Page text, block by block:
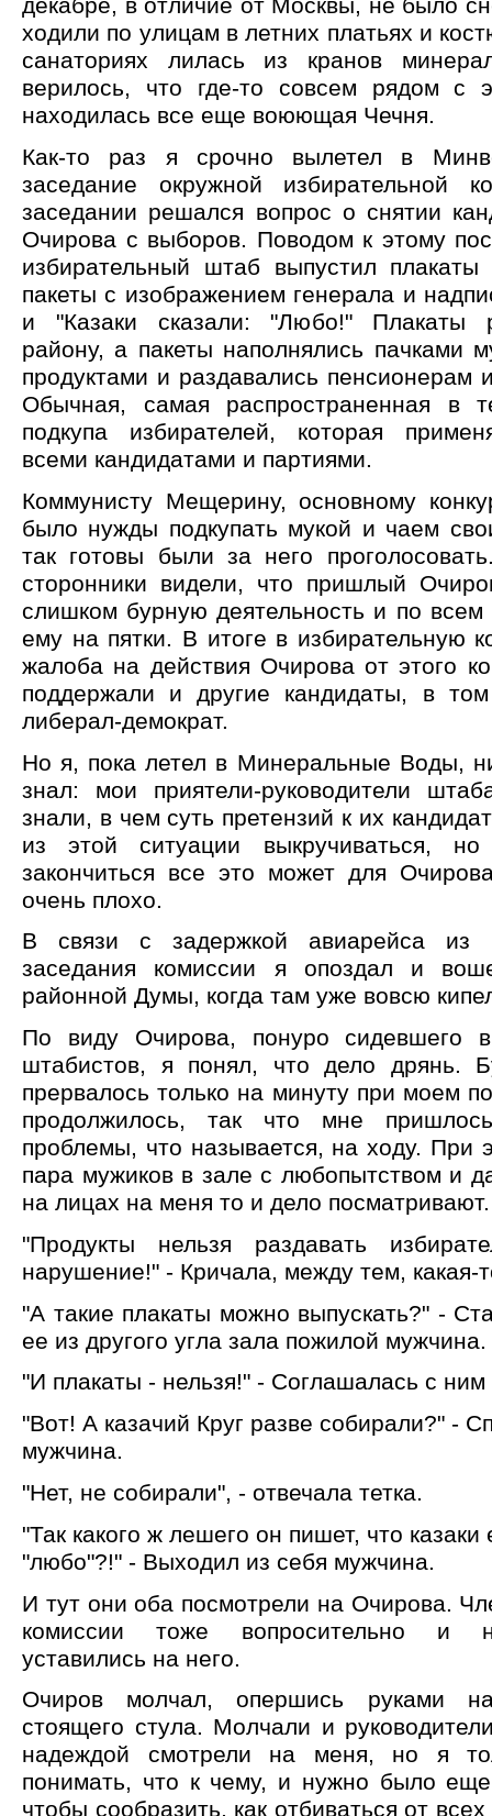
декабре, в отличие от Москвы, не было
ходили по улицам в летних платьях и
санаториях лилась из кранов
верилось, что где-то совсем рядом с
находилась все еще воюющая Чечня.
Как-то раз я срочно вылетел в
заседание окружной избирательной
заседании решался вопрос о снятии
Очирова с выборов. Поводом к этому
избирательный штаб выпустил
пакеты с изображением генерала и
и "Казаки сказали: "Любо!" Плакаты
району, а пакеты наполнялись пачками
продуктами и раздавались пенсионерам
Обычная, самая распространенная в
подкупа избирателей, которая
всеми кандидатами и партиями.
Коммунисту Мещерину, основному
было нужды подкупать мукой и чаем
так готовы были за него
сторонники видели, что пришлый
слишком бурную деятельность и по всем
ему на пятки. В итоге в избирательную
жалоба на действия Очирова от этого
поддержали и другие кандидаты, в
либерал-демократ.
Но я, пока летел в Минеральные Воды,
знал: мои приятели-руководители
знали, в чем суть претензий к их
из этой ситуации выкручиваться, но
закончиться все это может для
очень плохо.
В связи с задержкой авиарейса из
заседания комиссии я опоздал и
районной Думы, когда там уже вовсю
По виду Очирова, понуро сидевшего
штабистов, я понял, что дело дрянь.
прервалось только на минуту при моем
продолжилось, так что мне
проблемы, что называется, на ходу. При
пара мужиков в зале с любопытством и
на лицах на меня то и дело посматривают.
"Продукты нельзя раздавать
нарушение!" - Кричала, между тем, какая-
"А такие плакаты можно выпускать?" -
ее из другого угла зала пожилой мужчина.
"И плакаты - нельзя!" - Соглашалась с ним
"Вот! А казачий Круг разве собирали?" -
мужчина.
"Нет, не собирали", - отвечала тетка.
"Так какого ж лешего он пишет, что казаки
"любо"?!" - Выходил из себя мужчина.
И тут они оба посмотрели на Очирова.
комиссии тоже вопросительно и
уставились на него.
Очиров молчал, опершись руками
стоящего стула. Молчали и
надеждой смотрели на меня, но я
понимать, что к чему, и нужно было
чтобы сообразить, как отбиваться от